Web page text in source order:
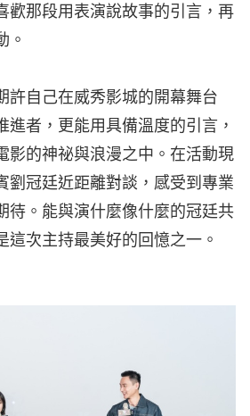
歡那段用表演說故事的引言，再
。
許自己在威秀影城的開幕舞台
進者，更能用具備溫度的引言，
影的神祕與浪漫之中。在活動現
劉冠廷近距離對談，感受到專業
待。能與演什麼像什麼的冠廷共
這次主持最美好的回憶之一。